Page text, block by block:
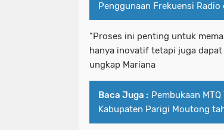
Penggunaan Frekuensi
"Proses ini penting untuk
hanya inovatif tetapi juga
ungkap Mariana
Baca Juga : Pembukaan
Kabupaten Parigi Moutong